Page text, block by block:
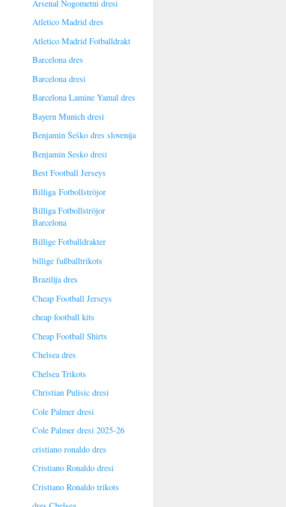
Arsenal Nogometni dresi
Atletico Madrid dres
Atletico Madrid Fotballdrakt
Barcelona dres
Barcelona dresi
Barcelona Lamine Yamal dres
Bayern Munich dresi
Benjamin Šeško dres slovenija
Benjamin Sesko dresi
Best Football Jerseys
Billiga Fotbollströjor
Billiga Fotbollströjor
Barcelona
Billige Fotballdrakter
billige fußballtrikots
Brazilija dres
Cheap Football Jerseys
cheap football kits
Cheap Football Shirts
Chelsea dres
Chelsea Trikots
Christian Pulisic dresi
Cole Palmer dresi
Cole Palmer dresi 2025-26
cristiano ronaldo dres
Cristiano Ronaldo dresi
Cristiano Ronaldo trikots